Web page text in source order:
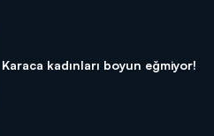
Karaca kadınları boyun eğmiyor!